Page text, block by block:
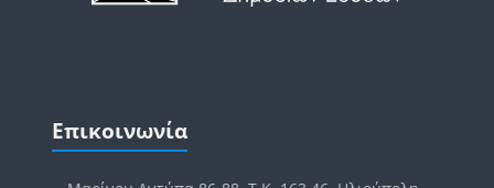
Μπλοκ
Επικοινωνία